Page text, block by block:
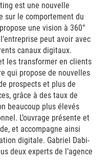
est une nouvelle
sur le comportement du
une vision à 360°
peut avoir avec
canaux digitaux.
les transformer en clients
qui propose de nouvelles
prospects et plus de
grâce à des taux de
beaucoup plus élevés
L’ouvrage présente et
et accompagne ainsi
digitale. Gabriel Dabi-
deux experts de l’agence